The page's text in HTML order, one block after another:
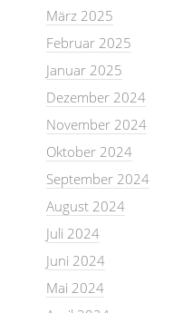
März 2025
Februar 2025
Januar 2025
Dezember 2024
November 2024
Oktober 2024
September 2024
August 2024
Juli 2024
Juni 2024
Mai 2024